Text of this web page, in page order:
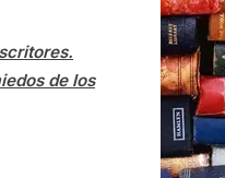
de los